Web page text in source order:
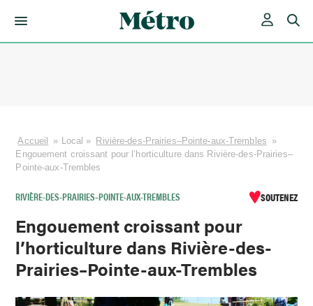
Accueil » Local » Rivière-des-Prairies–Pointe-aux-Trembles »
Engouement croissant pour l’horticulture dans Rivière-des-Prairies–
Pointe-aux-Trembles
RIVIÈRE-DES-PRAIRIES–POINTE-AUX-TREMBLES SOUTENEZ
Engouement croissant pour
l’horticulture dans Rivière-des-
Prairies–Pointe-aux-Trembles